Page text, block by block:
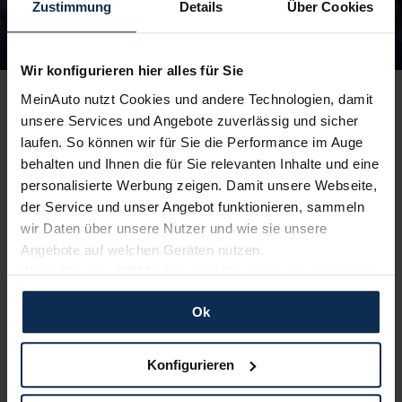
Zustimmung Details Über Cookies
Wir konfigurieren hier alles für Sie
MeinAuto nutzt Cookies und andere Technologien, damit
unsere Services und Angebote zuverlässig und sicher
laufen. So können wir für Sie die Performance im Auge
behalten und Ihnen die für Sie relevanten Inhalte und eine
personalisierte Werbung zeigen. Damit unsere Webseite,
der Service und unser Angebot funktionieren, sammeln
wir Daten über unsere Nutzer und wie sie unsere
Angebote auf welchen Geräten nutzen.
Wenn Sie das „OK“ finden, sind Sie damit einverstanden
und erlauben uns Cookies für unseren Service zu
verwenden und diese Daten an Dritte weiterzugeben,
etwa an unsere Marketingpartner. Falls Sie dem nicht
zustimmen möchten, beschränken wir uns auf die
Ok
Konfigurieren
Peugeot Skoda
Opel